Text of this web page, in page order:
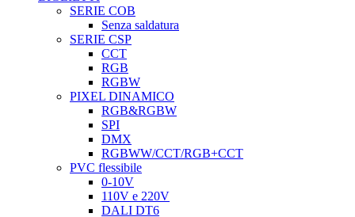
SERIE COB
Senza saldatura
SERIE CSP
CCT
RGB
RGBW
PIXEL DINAMICO
RGB&RGBW
SPI
DMX
RGBWW/CCT/RGB+CCT
PVC flessibile
0-10V
110V e 220V
DALI DT6